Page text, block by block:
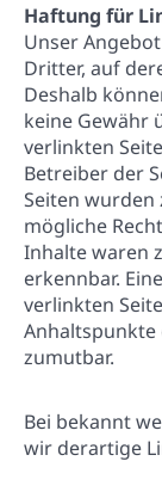
Haftung für
Unser
Dritter, auf
Deshalb
keine Gewähr
verlinkten
Betreiber der
Seiten
mögliche
Inhalte waren
erkennbar.
verlinkten
Anhaltspunkte
zumutbar.
Bei bekannt
wir derartige